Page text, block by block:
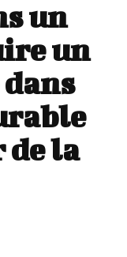
un
un
de la